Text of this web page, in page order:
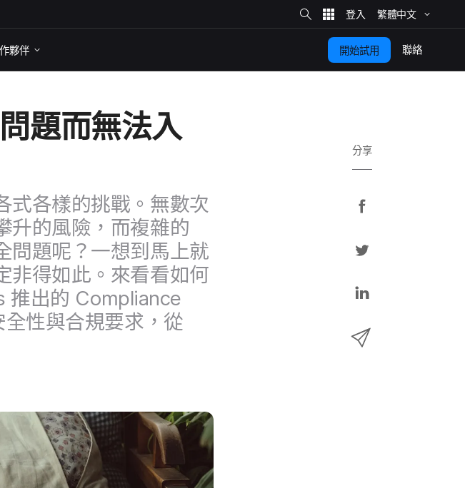
網
站
​搜
繁體​中文
夥伴 開始​試用 聯絡
題​而​無法​入​
式​各樣​的​挑戰。​無數​次​
升​的​風險，​而​複雜​的​
問題​呢？​一​想​到​馬上​就​
非得​如此。​來​看​看​如何​
推出​的 Compliance
性​與​合規​要求，​從​
分享